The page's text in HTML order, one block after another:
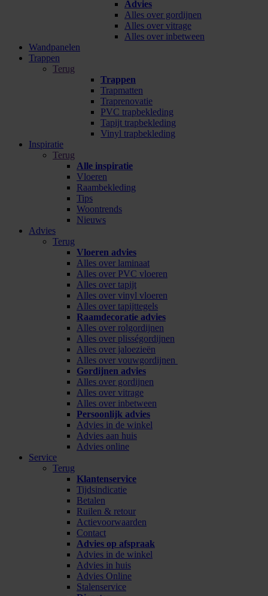
Advies
Alles over gordijnen
Alles over vitrage
Alles over inbetween
Wandpanelen
Trappen
Terug
Trappen
Trapmatten
Traprenovatie
PVC trapbekleding
Tapijt trapbekleding
Vinyl trapbekleding
Inspiratie
Terug
Alle inspiratie
Vloeren
Raambekleding
Tips
Woontrends
Nieuws
Advies
Terug
Vloeren advies
Alles over laminaat
Alles over PVC vloeren
Alles over tapijt
Alles over vinyl vloeren
Alles over tapijttegels
Raamdecoratie advies
Alles over rolgordijnen
Alles over plisségordijnen
Alles over jaloezieën
Alles over vouwgordijnen
Gordijnen advies
Alles over gordijnen
Alles over vitrage
Alles over inbetween
Persoonlijk advies
Advies in de winkel
Advies aan huis
Advies online
Service
Terug
Klantenservice
Tijdsindicatie
Betalen
Ruilen & retour
Actievoorwaarden
Contact
Advies op afspraak
Advies in de winkel
Advies in huis
Advies Online
Stalenservice